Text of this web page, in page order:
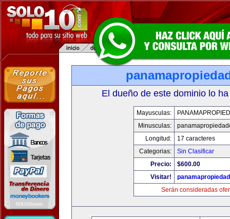
El dueño de este dominio lo
Mayusculas:
Minusculas:
Longitud:
17 caracteres
Categorias:
Sin Clasificar
Precio:
$600.00
Visitar!
Serán consideradas